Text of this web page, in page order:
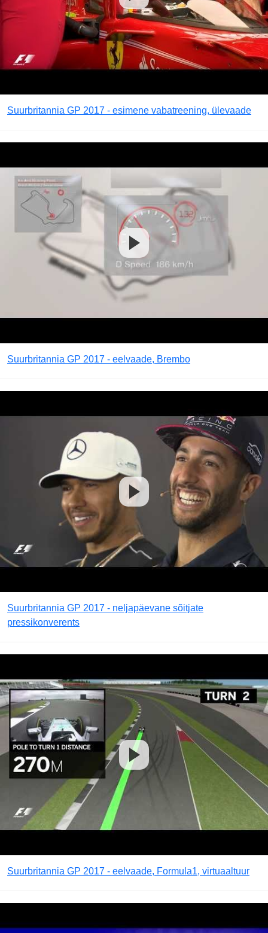
Suurbritannia GP 2017 - esimene vabatreening, ülevaade
Suurbritannia GP 2017 - eelvaade, Brembo
Suurbritannia GP 2017 - neljapäevane sõitjate
pressikonverents
Suurbritannia GP 2017 - eelvaade, Formula1, virtuaaltuur